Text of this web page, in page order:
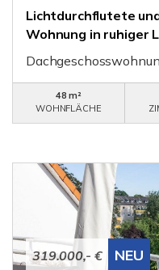
Lichtdurchflutete
Wohnung in ruhiger
48 m²
WOHNFLÄCHE
319.000,- € NEU